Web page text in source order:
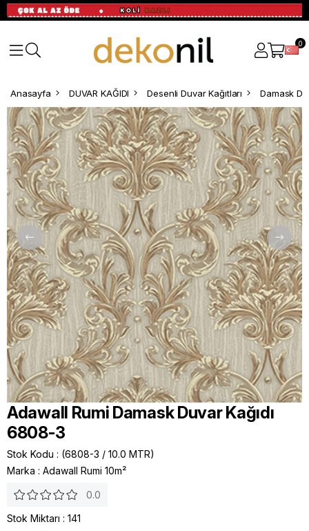
0
Anasayfa DUVAR KAĞIDI Desenli Duvar Kağıtları Damask
Adawall Rumi Damask Duvar Kağıdı
6808-3
Stok Kodu
(6808-3 / 10.0 MTR)
Marka : Adawall Rumi 10m²
0.0
Stok Miktarı : 141